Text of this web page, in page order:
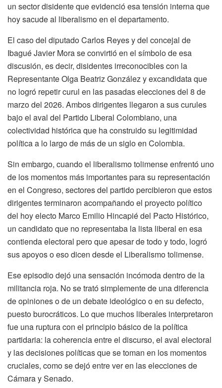
un sector disidente que evidenció esa tensión interna que
hoy sacude al liberalismo en el departamento.
El caso del diputado Carlos Reyes y del concejal de
Ibagué Javier Mora se convirtió en el símbolo de esa
discusión, es decir, disidentes irreconocibles con la
Representante Olga Beatriz González y excandidata que
no logró repetir curul en las pasadas elecciones del 8 de
marzo del 2026. Ambos dirigentes llegaron a sus curules
bajo el aval del Partido Liberal Colombiano, una
colectividad histórica que ha construido su legitimidad
política a lo largo de más de un siglo en Colombia.
Sin embargo, cuando el liberalismo tolimense enfrentó uno
de los momentos más importantes para su representación
en el Congreso, sectores del partido percibieron que estos
dirigentes terminaron acompañando el proyecto político
del hoy electo Marco Emilio Hincapié del Pacto Histórico,
un candidato que no representaba la lista liberal en esa
contienda electoral pero que apesar de todo y todo, logró
sus apoyos o eso dicen desde el Liberalismo tolimense.
Ese episodio dejó una sensación incómoda dentro de la
militancia roja. No se trató simplemente de una diferencia
de opiniones o de un debate ideológico o en su defecto,
puesto burocráticos. Lo que muchos liberales interpretaron
fue una ruptura con el principio básico de la política
partidaria: la coherencia entre el discurso, el aval electoral
y las decisiones políticas que se toman en los momentos
cruciales, como se dejó entre ver en las elecciones de
Cámara y Senado.